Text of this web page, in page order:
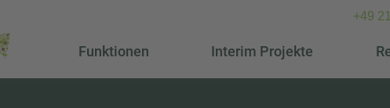
+49
Funktionen Interim Projekte